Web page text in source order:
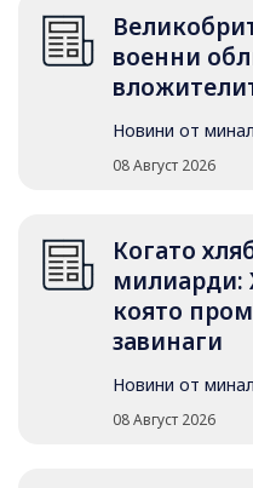
военни
Новини от
08 Август 2026
Когато
милиарди:
която
завинаги
Новини от
08 Август 2026